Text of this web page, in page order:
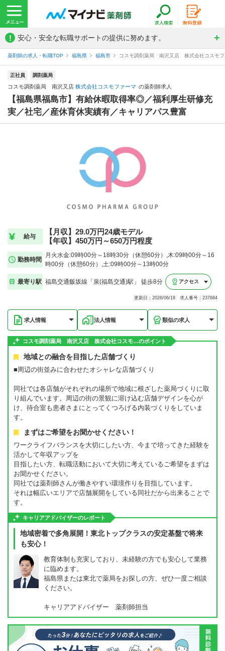
! 安心・安全な転職サポートの提供に努めます。
薬剤師の求人・転職TOP 福島県 福島市 コスモ調剤薬局 南沢又店 株式会社コスモフ
正社員 調剤薬局
コスモ調剤薬局 南沢又店 株式会社コスモファーマ の薬剤師求人
【福島県福島市】有給休暇取得率◎／福利厚生研修充
実／社宅／産休育休実績有／キャリアパス豊富
給与
【月収】29.0万円24歳モデル
【年収】450万円～650万円程度
勤務時間
月火水金:09時00分～18時30分（休憩60分）,木:09時00分～16
時00分（休憩60分）,土:09時00分～13時00分
最寄り駅 福島交通飯坂線「泉(福島交通)駅」 徒歩8分 アクセス
更新日：2026/06/18 求人番号：237684
求人情報 法人情報 類似の求人
コスモ調剤薬局 南沢又店 株式会社コスモ…のポイント
地域との融合を目指した店舗づくり
■周辺の街並みに合わせたオシャレな店舗づくり
同社では各店舗がそれぞれの場所で地域に根ざした薬局づくりに取
り組んでいます。周辺の街の景観に溶け込む店舗デザインを心が
け、待合室も患者さまにとってくつろげる内装づくりをしていま
す。
まずはご希望をお聞かせください！
ワークライフバランスを大切にしたい方、今まで培ってきた経験を
活かして年収アップを
目指したい方、転職活動において大切に考えているご希望をまずは
お聞かせください。
同社では薬剤師さんが働きやすい環境作りを目指しています。
それは幅広いエリアで店舗展開をしている同社だから出来ることで
す。
キャリアアドバイザーのレポート
地域密着で多角展開！東北トップクラスの安定基盤で将来
も安心！
教育体制も充実しており、未経験の方でも安心して業務
に臨めます。
福島県または東北で薬局をお探しの方、ぜひ一度ご相談
ください。
キャリアアドバイザー 薬剤師担当